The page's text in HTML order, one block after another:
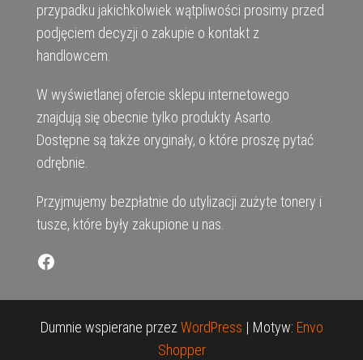
przypadku jakichkolwiek wątpliwości prosimy przed
podjęciem decyzji o zakupie o kontakt z
handlowcem.
W wyświetlanej ofercie sklepu internetowego
znajdują się obecnie tylko produkty Asarto.
Dostępne są także oryginały, o które proszę pytać
odrębnie.
Przyjmujemy bezpłatnie do utylizacji zużyte tonery i
tusze, które były zakupione u nas.
Facebook
Dumnie wspierane przez WordPress | Motyw: Envo
Shopper